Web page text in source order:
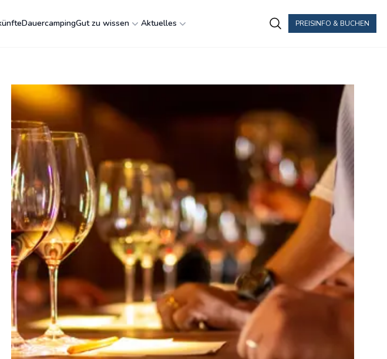
PREISINFO & BUCHEN
DauercampingGut zu wissen Aktuelles